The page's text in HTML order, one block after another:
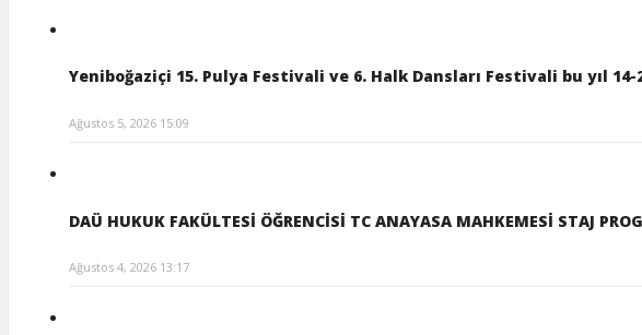
Yeniboğaziçi 15. Pulya Festivali ve 6. Halk Dansları Festivali bu yıl
Ağustos 5, 2026 15:09
DAÜ HUKUK FAKÜLTESİ ÖĞRENCİSİ TC ANAYASA MAHKEMESİ STAJ
Ağustos 4, 2026 13:17